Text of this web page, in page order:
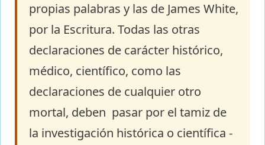
propias palabras y las de James White,
por la Escritura. Todas las otras
declaraciones de carácter histórico,
médico, científico, como las
declaraciones de cualquier otro
mortal, deben pasar por el tamiz de
la investigación histórica o científica -